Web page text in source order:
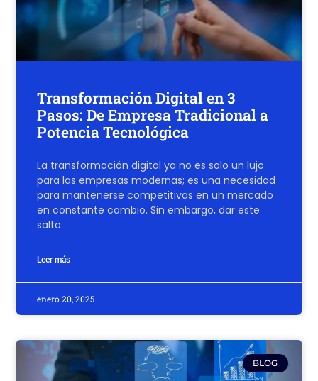
Transformación Digital en 3
Pasos: De Empresa Tradicional a
Potencia Tecnológica
La transformación digital ya no es solo un lujo
para las empresas modernas; es una necesidad
para mantenerse competitivas en un mercado
en constante cambio. Sin embargo, dar este
salto
Leer más
enero 20, 2025
BLOG